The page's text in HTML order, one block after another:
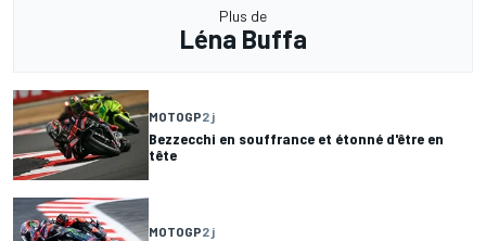
Plus de
Léna Buffa
MOTOGP2 j
Bezzecchi en souffrance et étonné d'être en
tête
MOTOGP2 j